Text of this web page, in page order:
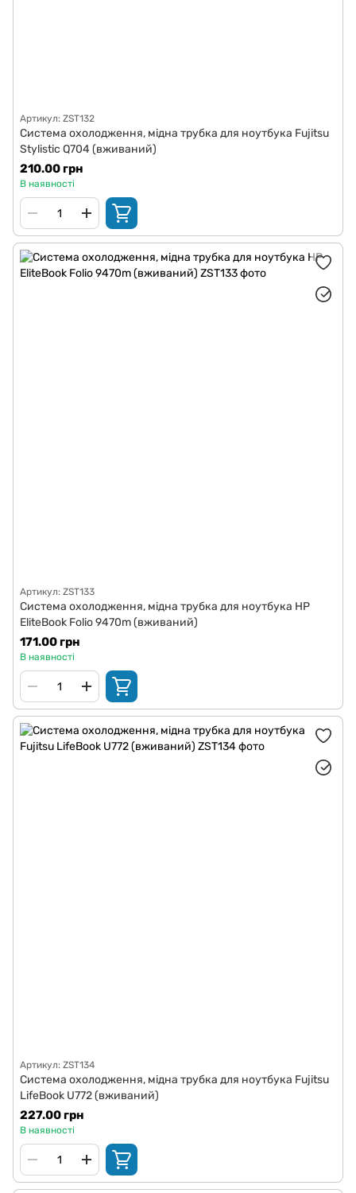
Артикул: ZST132
Система охолодження, мідна трубка для ноутбука Fujitsu
Stylistic Q704 (вживаний)
210.00 грн
В наявності
Артикул: ZST133
Система охолодження, мідна трубка для ноутбука HP
EliteBook Folio 9470m (вживаний)
171.00 грн
В наявності
Артикул: ZST134
Система охолодження, мідна трубка для ноутбука Fujitsu
LifeBook U772 (вживаний)
227.00 грн
В наявності